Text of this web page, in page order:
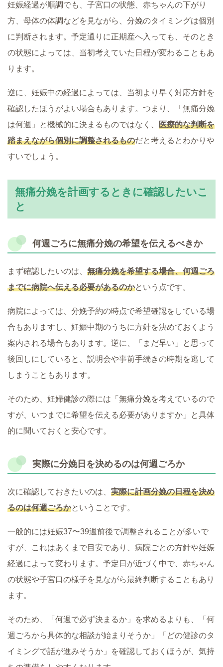
妊娠経過が順調でも、子宮口の状態、赤ちゃんの下がり
方、母体の体調などを見ながら、分娩のタイミングは個別
に判断されます。予定通りに正期産へ入っても、そのとき
の状態によっては、当初考えていた日程が変わることもあ
ります。
逆に、妊娠中の経過によっては、当初より早く対応方針を
確認したほうがよい場合もあります。つまり、「無痛分娩
は何週」と機械的に決まるものではなく、 医療的な判断を
踏まえながら個別に調整されるものだと考えるとわかりや
すいでしょう。
無痛分娩を計画するときに確認したいこ
と
何週ごろに無痛分娩の希望を伝えるべきか
まず確認したいのは、 無痛分娩を希望する場合、何週ごろ
までに病院へ伝える必要があるのかという点です。
病院によっては、分娩予約の時点で希望確認をしている場
合もありますし、妊娠中期のうちに方針を決めておくよう
案内される場合もあります。逆に、「まだ早い」と思って
後回しにしていると、説明会や事前手続きの時期を逃して
しまうこともあります。
そのため、妊婦健診の際には「無痛分娩を考えているので
すが、いつまでに希望を伝える必要がありますか」と具体
的に聞いておくと安心です。
実際に分娩日を決めるのは何週ごろか
次に確認しておきたいのは、 実際に計画分娩の日程を決め
るのは何週ごろかということです。
一般的には妊娠37〜39週前後で調整されることが多いで
すが、これはあくまで目安であり、病院ごとの方針や妊娠
経過によって変わります。予定日が近づく中で、赤ちゃん
の状態や子宮口の様子を見ながら最終判断することもあり
ます。
そのため、「何週で必ず決まるか」を求めるよりも、「何
週ごろから具体的な相談が始まりそうか」「どの健診のタ
イミングで話が進みそうか」を確認しておくほうが、気持